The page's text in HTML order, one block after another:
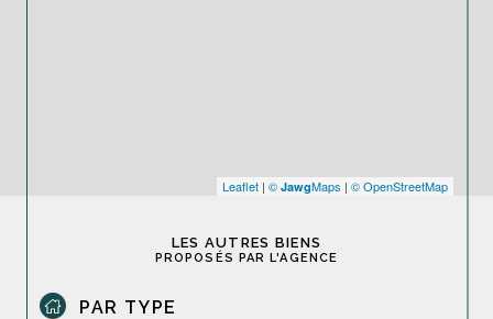
Leaflet | © JawgMaps | © OpenStreetMap
LES AUTRES BIENS
PROPOSÉS PAR L'AGENCE
PAR TYPE